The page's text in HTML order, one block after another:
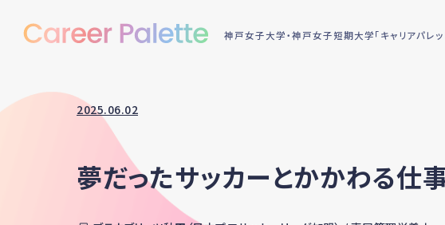
神戸女子大学・神戸女子短期大学「キャリアパレッ
2025.06.02
夢だったサッカーとかかわる仕